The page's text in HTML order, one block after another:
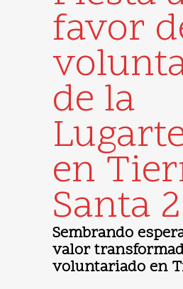
favor
de la
en
Santa
Sembrando
valor
voluntariado en